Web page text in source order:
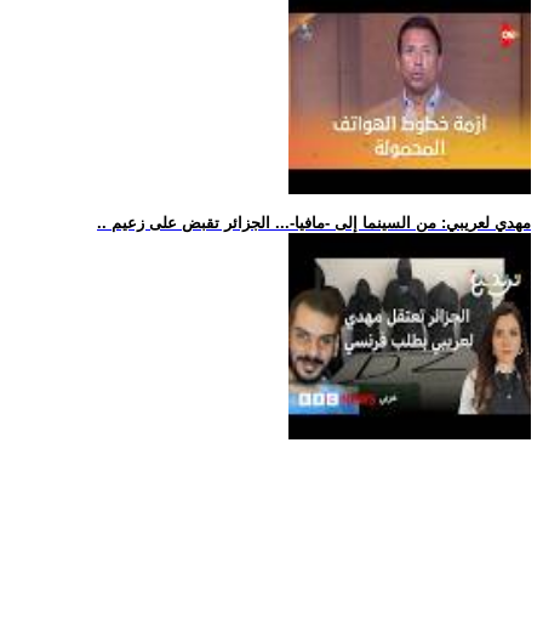
.. مهدي لعريبي: من السينما إلى -مافيا-... الجزائر تقبض على زعيم